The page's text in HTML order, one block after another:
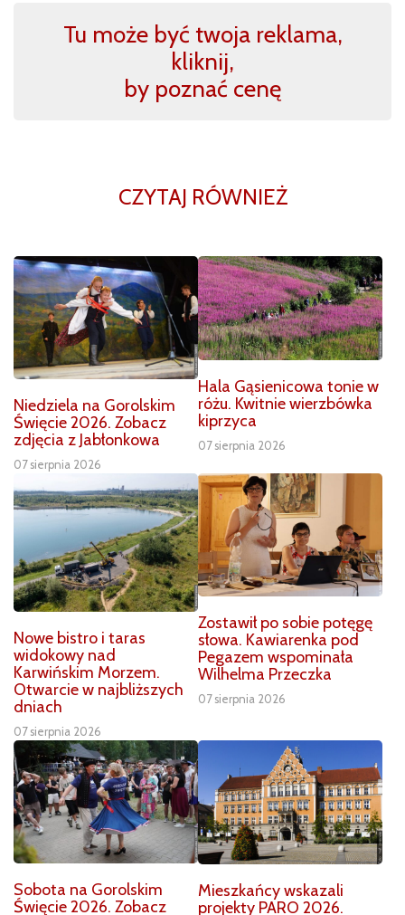
Tu może być twoja reklama,
kliknij,
by poznać cenę
CZYTAJ RÓWNIEŻ
Niedziela na Gorolskim
Święcie 2026. Zobacz
zdjęcia z Jabłonkowa
07 sierpnia 2026
Hala Gąsienicowa tonie w
różu. Kwitnie wierzbówka
kiprzyca
07 sierpnia 2026
Nowe bistro i taras
widokowy nad
Karwińskim Morzem.
Otwarcie w najbliższych
dniach
07 sierpnia 2026
Zostawił po sobie potęgę
słowa. Kawiarenka pod
Pegazem wspominała
Wilhelma Przeczka
07 sierpnia 2026
Sobota na Gorolskim
Święcie 2026. Zobacz
Mieszkańcy wskazali
projekty PARO 2026.